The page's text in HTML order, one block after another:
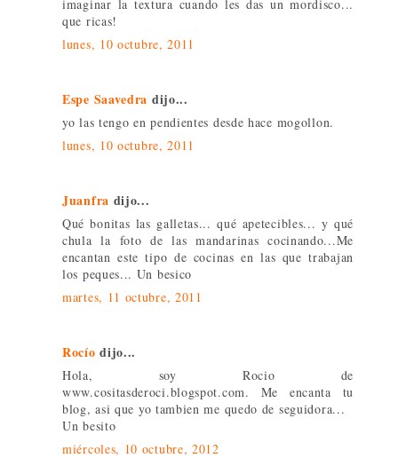
imaginar la textura cuando les das un mordisco...
que ricas!
lunes, 10 octubre, 2011
Espe Saavedra dijo...
yo las tengo en pendientes desde hace mogollon.
lunes, 10 octubre, 2011
Juanfra dijo...
Qué bonitas las galletas... qué apetecibles... y qué
chula la foto de las mandarinas cocinando...Me
encantan este tipo de cocinas en las que trabajan
los peques... Un besico
martes, 11 octubre, 2011
Rocío dijo...
Hola, soy Rocio de
www.cositasderoci.blogspot.com. Me encanta tu
blog, asi que yo tambien me quedo de seguidora...
Un besito
miércoles, 10 octubre, 2012